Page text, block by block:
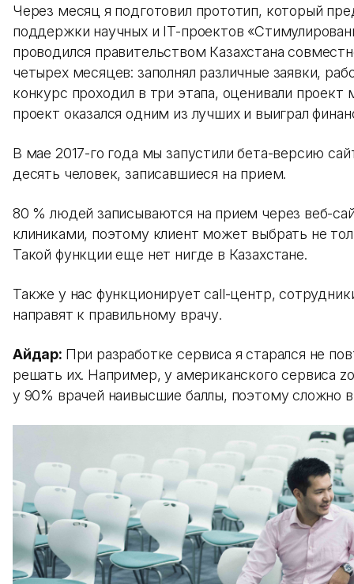
Через месяц я подготовил прототип, который
поддержки научных и IT-проектов
проводился правительством Казахстана
четырех месяцев: заполнял различные заявки,
конкурс проходил в три этапа, оценивали
проект оказался одним из лучших и выиграл
В мае 2017-го года мы запустили бета-версию
десять человек, записавшиеся на прием.
80 % людей записываются на прием через веб-
клиниками, поэтому клиент может выбрать не
Такой функции еще нет нигде в Казахстане.
Также у нас функционирует call-центр,
направят к правильному врачу.
Айдар: При разработке сервиса я старался не
решать их. Например, у американского сервиса
у 90% врачей наивысшие баллы, поэтому сложно